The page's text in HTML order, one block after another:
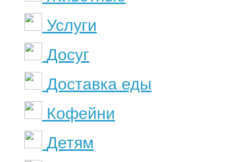
Услуги
Досуг
Доставка еды
Кофейни
Детям